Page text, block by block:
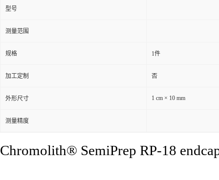
型号
测量范围
规格 1件
加工定制 否
外形尺寸 1 cm × 10 mm
测量精度
Chromolith® SemiPrep RP-18